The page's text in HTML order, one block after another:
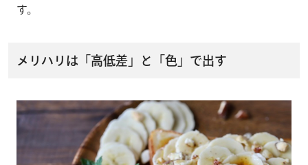
す。
メリハリは「高低差」と「色」で出す